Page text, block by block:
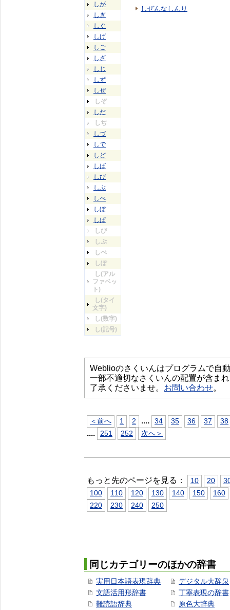
しが
しぎ
しぐ
しげ
しご
しざ
しじ
しず
しぜ
しぞ
しだ
しぢ
しづ
しで
しど
しば
しび
しぶ
しべ
しぼ
しぱ
しぴ
しぷ
しぺ
しぽ
し(アル
ファベッ
ト)
し(タイ
文字)
し(数字)
し(記号)
しぜんなしんり
Weblioのさくいんはプログラムで自
一部不適切なさくいんの配置が含ま
了承くださいませ。 お問い合わせ。
＜前へ 1 2 .... 34 35 36 37 38
.... 251 252 次へ＞
もっと先のページを見る： 10 20
100
110 120 130 140 150
160
220
230 240 250
同じカテゴリーのほかの辞書
実用日本語表現辞典
文語活用形辞書
難読語辞典
デジタル大辞泉
丁寧表現の辞書
原色大辞典